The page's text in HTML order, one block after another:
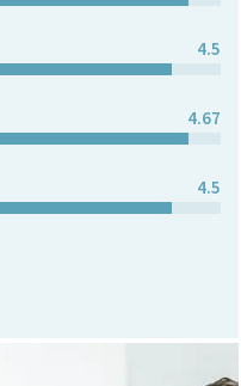
4.5
4.67
4.5